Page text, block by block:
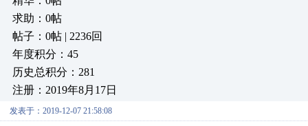
求助：0帖
帖子：0帖 | 2236回
年度积分：45
历史总积分：281
注册：2019年8月17日
发表于：2019-12-07 21:58:08